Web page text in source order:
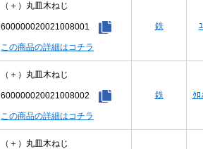
（＋）丸皿木ねじ
600000020021008001
この商品の詳細はコチラ
鉄
（＋）丸皿木ねじ
600000020021008002
この商品の詳細はコチラ
鉄 ｸﾛ
（＋）丸皿木ねじ